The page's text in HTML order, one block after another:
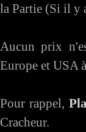
la Partie (Si il y
Aucun prix
Europe et USA
Pour rappel,
Cracheur.